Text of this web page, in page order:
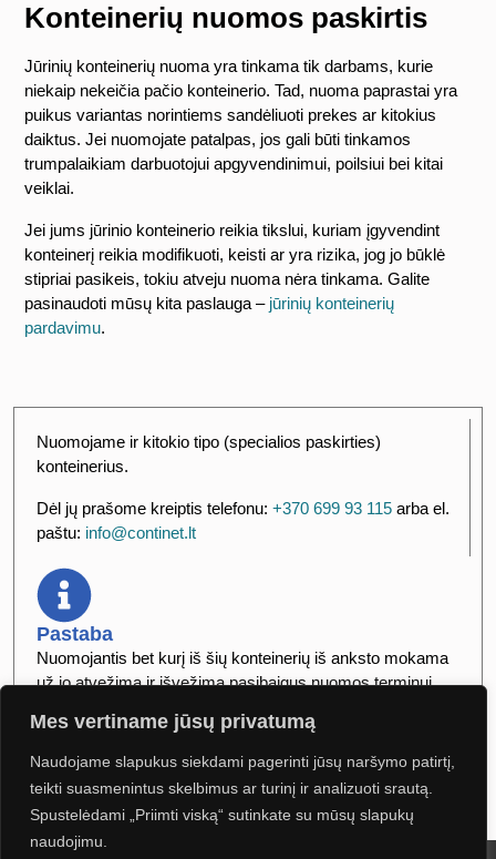
Mes vertiname jūsų privatumą
Naudojame slapukus siekdami pagerinti jūsų naršymo patirtį,
teikti suasmenintus skelbimus ar turinį ir analizuoti srautą.
Spustelėdami „Priimti viską“ sutinkate su mūsų slapukų
naudojimu.
Konteinerių nuomos paskirtis
Jūrinių konteinerių nuoma yra tinkama tik darbams, kurie
niekaip nekeičia pačio konteinerio. Tad, nuoma paprastai yra
puikus variantas norintiems sandėliuoti prekes ar kitokius
daiktus. Jei nuomojate patalpas, jos gali būti tinkamos
trumpalaikiam darbuotojui apgyvendinimui, poilsiui bei kitai
veiklai.
Jei jums jūrinio konteinerio reikia tikslui, kuriam įgyvendint
konteinerį reikia modifikuoti, keisti ar yra rizika, jog jo būklė
stipriai pasikeis, tokiu atveju nuoma nėra tinkama. Galite
pasinaudoti mūsų kita paslauga – jūrinių konteinerių
pardavimu.
Nuomojame ir kitokio tipo (specialios paskirties)
konteinerius.
Dėl jų prašome kreiptis telefonu: +370 699 93 115 arba el.
paštu: info@continet.lt
Pastaba
Nuomojantis bet kurį iš šių konteinerių iš anksto mokama
už jo atvežimą ir išvežimą pasibaigus nuomos terminui.
Tiksli transportavimo kaina skaičiuojama individualiai